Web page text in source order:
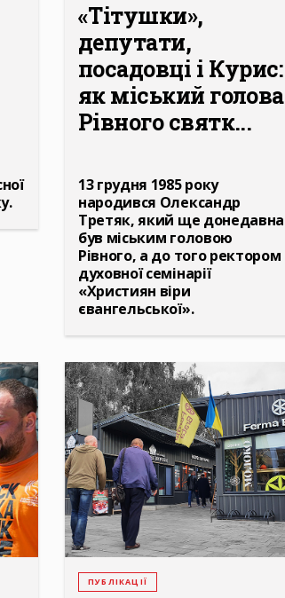
«Тітушки»,
депутати,
посадовці і Курис:
як міський голова
Рівного святк...
13 грудня 1985 року
народився Олександр
Третяк, який ще донедавна
був міським головою
Рівного, а до того ректором
духовної семінарії
«Християн віри
євангельської».
ПУБЛІКАЦІЇ